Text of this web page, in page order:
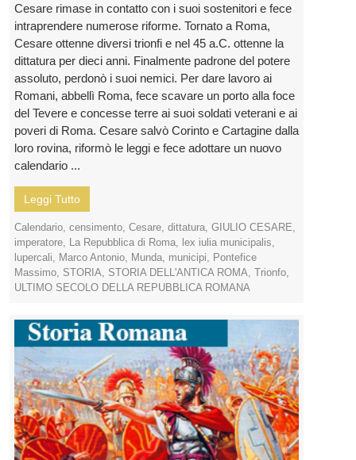
Cesare rimase in contatto con i suoi sostenitori e fece
intraprendere numerose riforme. Tornato a Roma,
Cesare ottenne diversi trionfi e nel 45 a.C. ottenne la
dittatura per dieci anni. Finalmente padrone del potere
assoluto, perdonò i suoi nemici. Per dare lavoro ai
Romani, abbellì Roma, fece scavare un porto alla foce
del Tevere e concesse terre ai suoi soldati veterani e ai
poveri di Roma. Cesare salvò Corinto e Cartagine dalla
loro rovina, riformò le leggi e fece adottare un nuovo
calendario ...
Leggi Tutto
Calendario censimento Cesare dittatura GIULIO CESARE
imperatore La Repubblica di Roma lex iulia municipalis
lupercali
Marco Antonio Munda municipi
Pontefice
Massimo STORIA STORIA DELL'ANTICA ROMA Trionfo
ULTIMO SECOLO DELLA REPUBBLICA ROMANA